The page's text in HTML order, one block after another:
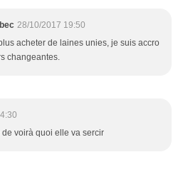
28/10/2017 19:50
acheter de laines unies, je suis accro
changeantes.
voirà quoi elle va sercir